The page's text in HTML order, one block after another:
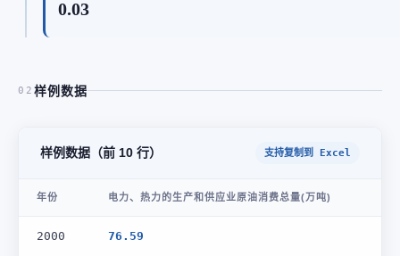
0.03
02 样例数据
样例数据（前 10 行） 支持复制到 Excel
年份 电力、热力的生产和供应业原油消费总量(万吨)
2000 76.59